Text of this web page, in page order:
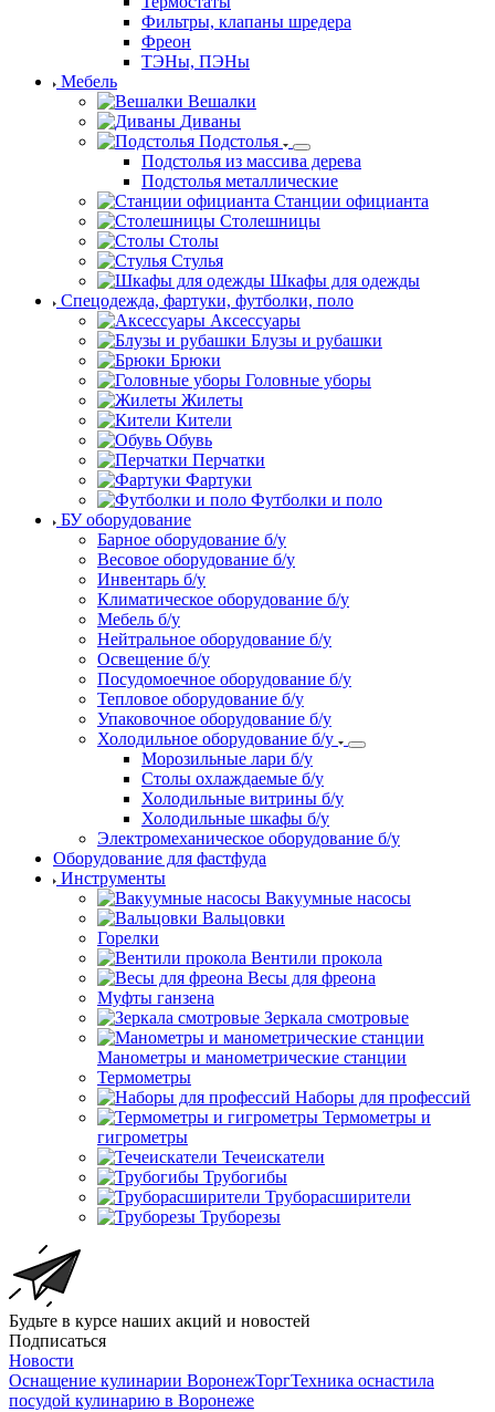
Фильтры, клапаны шредера
Фреон
ТЭНы, ПЭНы
Мебель
Вешалки
Диваны
Подстолья
Подстолья из массива дерева
Подстолья металлические
Станции официанта
Столешницы
Столы
Стулья
Шкафы для одежды
Спецодежда, фартуки, футболки, поло
Аксессуары
Блузы и рубашки
Брюки
Головные уборы
Жилеты
Кители
Обувь
Перчатки
Фартуки
Футболки и поло
БУ оборудование
Барное оборудование б/у
Весовое оборудование б/у
Инвентарь б/у
Климатическое оборудование б/у
Мебель б/у
Нейтральное оборудование б/у
Освещение б/у
Посудомоечное оборудование б/у
Тепловое оборудование б/у
Упаковочное оборудование б/у
Холодильное оборудование б/у
Морозильные лари б/у
Столы охлаждаемые б/у
Холодильные витрины б/у
Холодильные шкафы б/у
Электромеханическое оборудование б/у
Оборудование для фастфуда
Инструменты
Вакуумные насосы
Вальцовки
Горелки
Вентили прокола
Весы для фреона
Муфты ганзена
Зеркала смотровые
Манометры и манометрические станции
Термометры
Наборы для профессий
Термометры и
гигрометры
Течеискатели
Трубогибы
Труборасширители
Труборезы
Будьте в курсе наших акций и новостей
Подписаться
Новости
Оснащение кулинарии ВоронежТоргТехника оснастила
посудой кулинарию в Воронеже